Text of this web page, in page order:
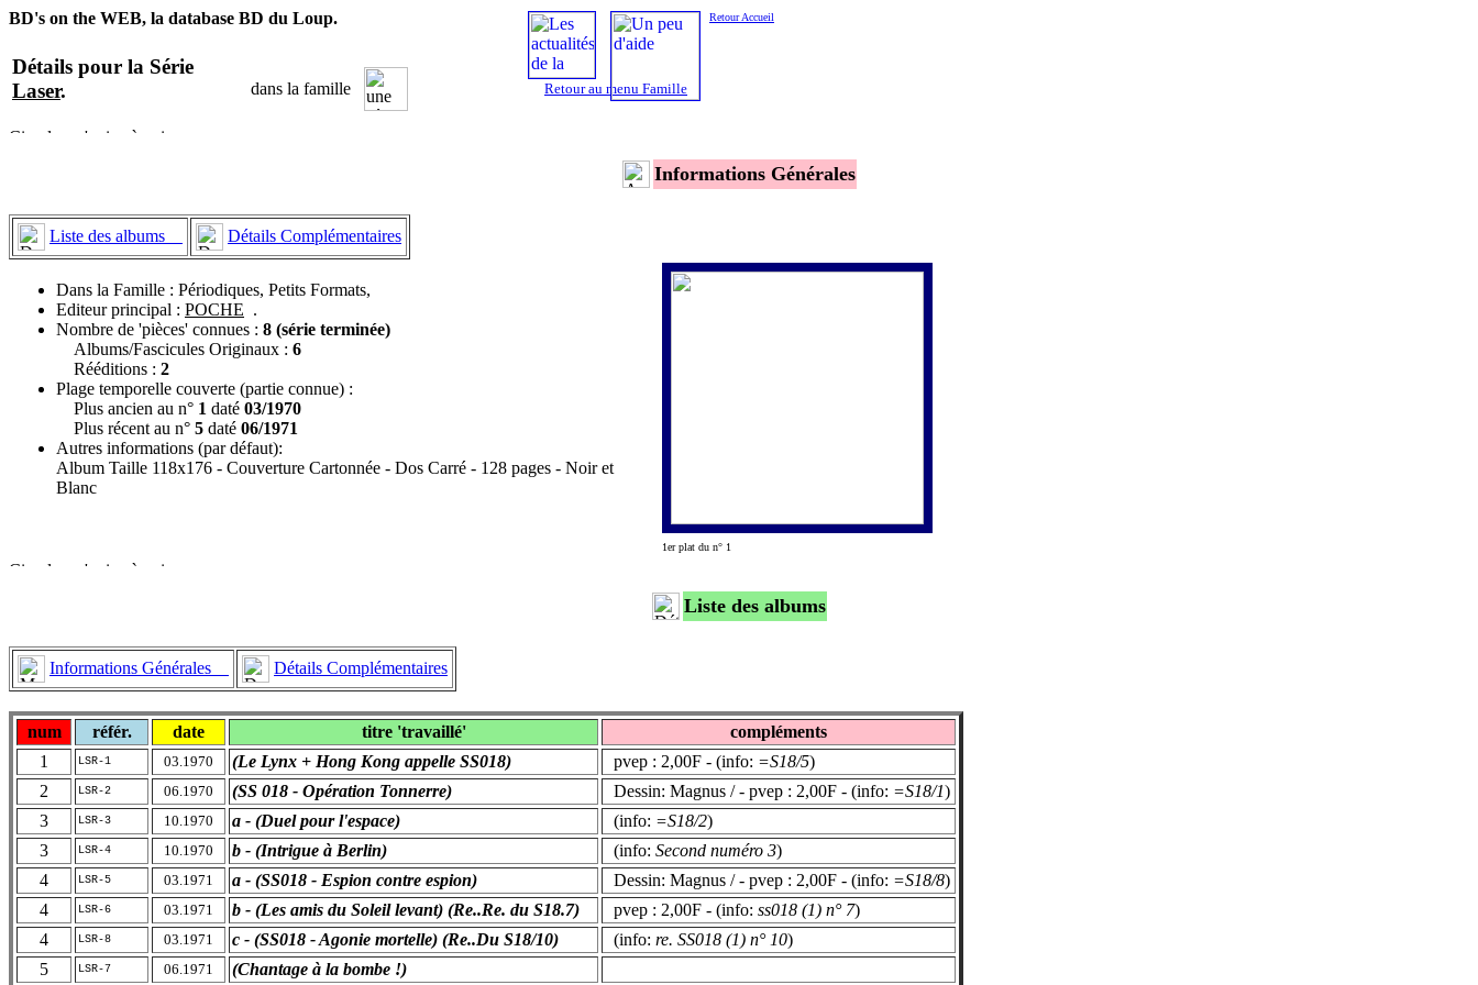
BD's on the WEB, la database BD du Loup.
Détails pour la Série
Laser. dans la famille Retour au menu Famille
Informations Générales
Liste des albums Détails Complémentaires
Dans la Famille : Périodiques, Petits Formats,
Editeur principal : POCHE .
Nombre de 'pièces' connues : 8 (série terminée)
Albums/Fascicules Originaux : 6
Rééditions : 2
Plage temporelle couverte (partie connue) :
Plus ancien au n° 1 daté 03/1970
Plus récent au n° 5 daté 06/1971
Autres informations (par défaut):
Album Taille 118x176 - Couverture Cartonnée - Dos Carré - 128 pages - Noir et
Blanc
1er plat du n° 1
Liste des albums
Informations Générales Détails Complémentaires
num référ. date titre 'travaillé'
compléments
1
LSR-1 03.1970 (Le Lynx + Hong Kong appelle SS018) pvep : 2,00F - (info: =S18/5)
2
LSR-2 06.1970 (SS 018 - Opération Tonnerre) Dessin: Magnus / - pvep : 2,00F - (info: =S18/1)
3
LSR-3 10.1970 a - (Duel pour l'espace) (info: =S18/2)
3
LSR-4 10.1970 b - (Intrigue à Berlin) (info: Second numéro 3)
4
LSR-5 03.1971 a - (SS018 - Espion contre espion) Dessin: Magnus / - pvep : 2,00F - (info: =S18/8)
4
LSR-6 03.1971 b - (Les amis du Soleil levant) (Re..Re. du S18.7) pvep : 2,00F - (info: ss018 (1) n° 7)
4
LSR-8 03.1971 c - (SS018 - Agonie mortelle) (Re..Du S18/10) (info: re. SS018 (1) n° 10)
5
LSR-7 06.1971 (Chantage à la bombe !)
Retour Accueil